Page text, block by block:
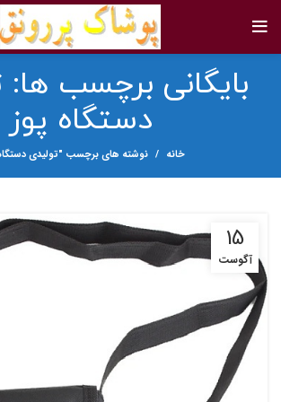
بایگانی برچسب ها:
دستگاه پوز
خانه نوشته های برچسب "تولیدی
15
آگوست